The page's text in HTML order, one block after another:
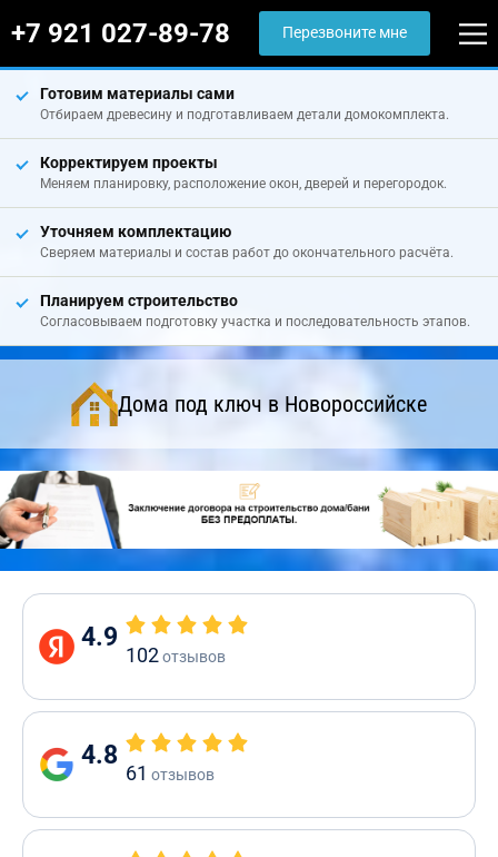
+7 921 027-89-78 Перезвоните мне
Готовим материалы сами
Отбираем древесину и подготавливаем детали домокомплекта.
Корректируем проекты
Меняем планировку, расположение окон, дверей и перегородок.
Уточняем комплектацию
Сверяем материалы и состав работ до окончательного расчёта.
Планируем строительство
Согласовываем подготовку участка и последовательность этапов.
Дома под ключ в Новороссийске
4.9
102отзывов
4.8
61 отзывов